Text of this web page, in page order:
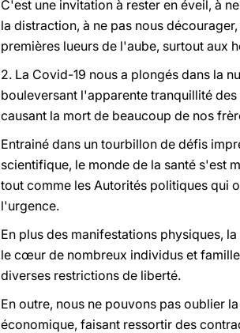
C'est une invitation à rester en éveil, à
la distraction, à ne pas nous
premières lueurs de l'aube, surtout aux
2. La Covid-19 nous a plongés dans la
bouleversant l'apparente tranquillité
causant la mort de beaucoup de nos
Entrainé dans un tourbillon de défis
scientifique, le monde de la santé s'est
tout comme les Autorités politiques qui
l'urgence.
En plus des manifestations physiques,
le cœur de nombreux individus et
diverses restrictions de liberté.
En outre, nous ne pouvons pas oublier
économique, faisant ressortir des